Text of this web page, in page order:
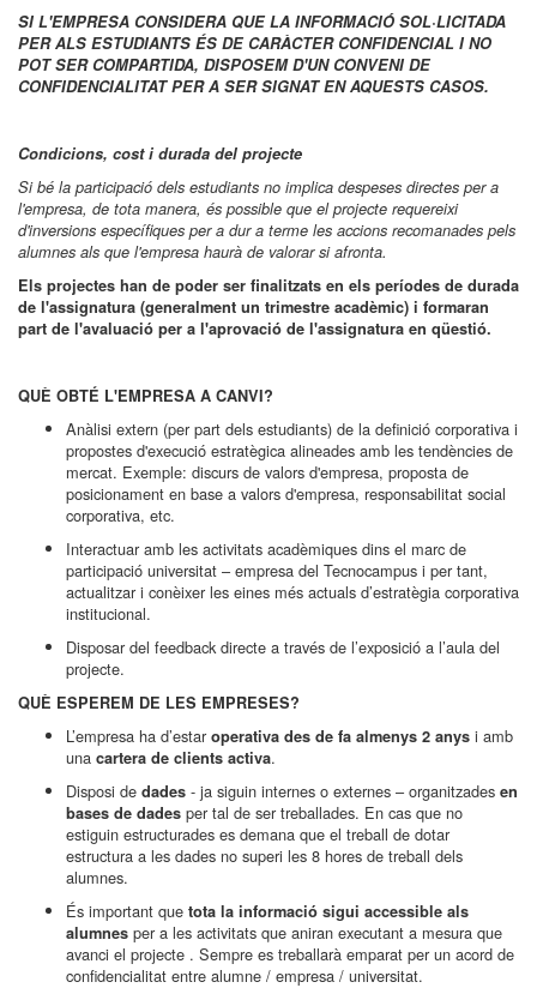
SI L'EMPRESA CONSIDERA QUE LA INFORMACIÓ SOL·LICITADA
PER ALS ESTUDIANTS ÉS DE CARÀCTER CONFIDENCIAL I NO
POT SER COMPARTIDA, DISPOSEM D'UN CONVENI DE
CONFIDENCIALITAT PER A SER SIGNAT EN AQUESTS CASOS.
Condicions, cost i durada del projecte
Si bé la participació dels estudiants no implica despeses directes per a
l'empresa, de tota manera, és possible que el projecte requereixi
d'inversions específiques per a dur a terme les accions recomanades pels
alumnes als que l'empresa haurà de valorar si afronta.
Els projectes han de poder ser finalitzats en els períodes de durada
de l'assignatura (generalment un trimestre acadèmic) i formaran
part de l'avaluació per a l'aprovació de l'assignatura en qüestió.
QUÈ OBTÉ L'EMPRESA A CANVI?
Anàlisi extern (per part dels estudiants) de la definició corporativa i
propostes d'execució estratègica alineades amb les tendències de
mercat. Exemple: discurs de valors d'empresa, proposta de
posicionament en base a valors d'empresa, responsabilitat social
corporativa, etc.
Interactuar amb les activitats acadèmiques dins el marc de
participació universitat – empresa del Tecnocampus i per tant,
actualitzar i conèixer les eines més actuals d’estratègia corporativa
institucional.
Disposar del feedback directe a través de l’exposició a l’aula del
projecte.
QUÈ ESPEREM DE LES EMPRESES?
L’empresa ha d’estar operativa des de fa almenys 2 anys i amb
una cartera de clients activa.
Disposi de dades - ja siguin internes o externes – organitzades en
bases de dades per tal de ser treballades. En cas que no
estiguin estructurades es demana que el treball de dotar
estructura a les dades no superi les 8 hores de treball dels
alumnes.
És important que tota la informació sigui accessible als
alumnes per a les activitats que aniran executant a mesura que
avanci el projecte . Sempre es treballarà emparat per un acord de
confidencialitat entre alumne / empresa / universitat.